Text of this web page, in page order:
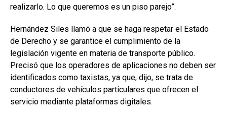
realizarlo. Lo que queremos es un piso parejo”.
Hernández Siles llamó a que se haga respetar el Estado
de Derecho y se garantice el cumplimiento de la
legislación vigente en materia de transporte público.
Precisó que los operadores de aplicaciones no deben ser
identificados como taxistas, ya que, dijo, se trata de
conductores de vehículos particulares que ofrecen el
servicio mediante plataformas digitales.